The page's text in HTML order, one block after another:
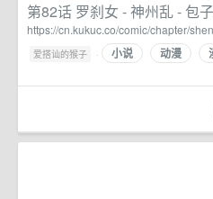
第82话 罗刹女 - 神州乱 - 包
https://cn.kukuc.co/comic/chapter/
爱搭讪的猴子 · 小说 动漫